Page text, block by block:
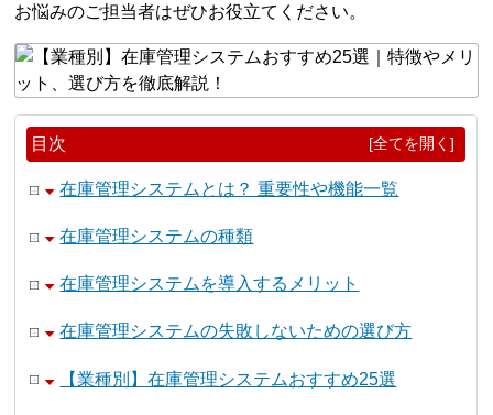
お悩みのご担当者はぜひお役立てください。
目次 [全てを開く]
在庫管理システムとは？ 重要性や機能一覧
在庫管理システムの種類
在庫管理システムを導入するメリット
在庫管理システムの失敗しないための選び方
【業種別】在庫管理システムおすすめ25選